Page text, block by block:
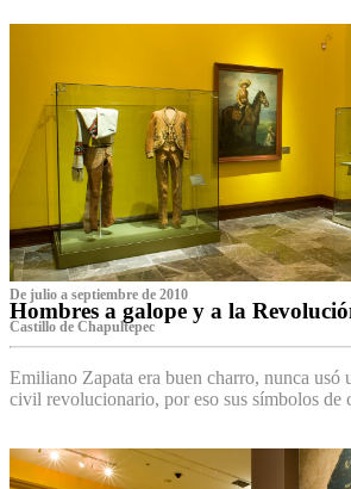
De julio a septiembre de 2010
Hombres a galope y a la
Castillo de Chapultepec
Emiliano Zapata era buen charro, nunca usó
civil revolucionario, por eso sus símbolos